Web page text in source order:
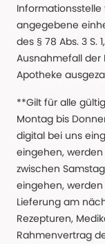
Informationsstelle
angegebene
des § 78 Abs. 3 S.
Ausnahmefall der
Apotheke
**Gilt für alle
Montag bis
digital bei uns
eingehen,
zwischen
eingehen,
Lieferung am
Rezepturen,
Rahmenvertrag